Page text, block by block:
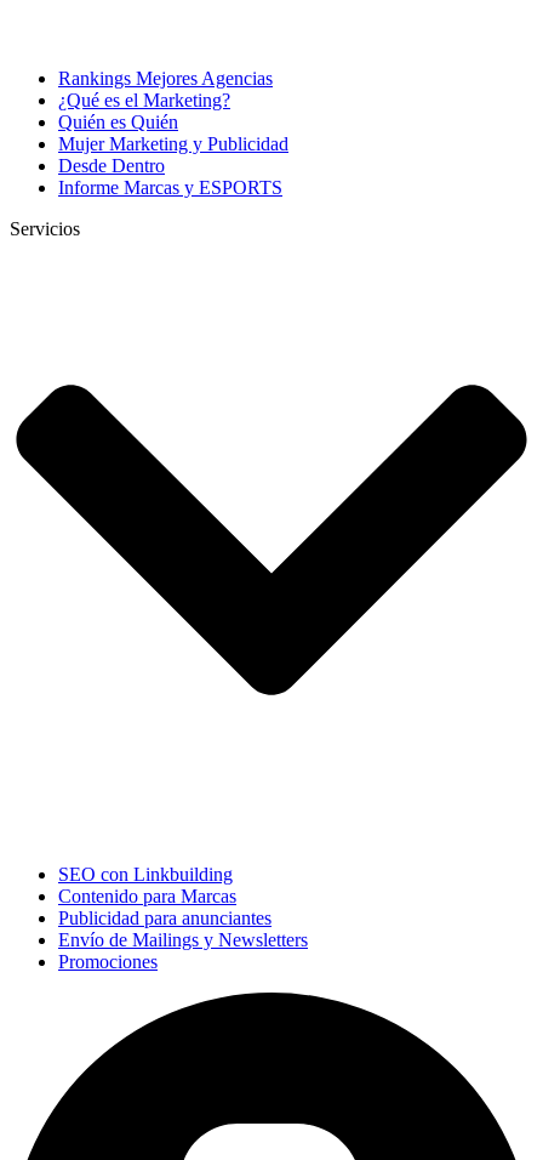
Rankings Mejores Agencias
¿Qué es el Marketing?
Quién es Quién
Mujer Marketing y Publicidad
Desde Dentro
Informe Marcas y ESPORTS
Servicios
SEO con Linkbuilding
Contenido para Marcas
Publicidad para anunciantes
Envío de Mailings y Newsletters
Promociones